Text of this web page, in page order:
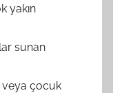
yakın
sunan
veya çocuk